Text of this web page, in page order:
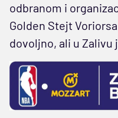
odbranom i
Golden Stejt
dovoljno, ali u Zalivu